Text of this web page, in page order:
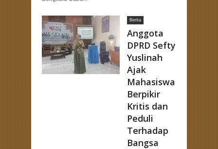
Berita
Anggota
DPRD Sefty
Yuslinah
Ajak
Mahasiswa
Berpikir
Kritis dan
Peduli
Terhadap
Bangsa